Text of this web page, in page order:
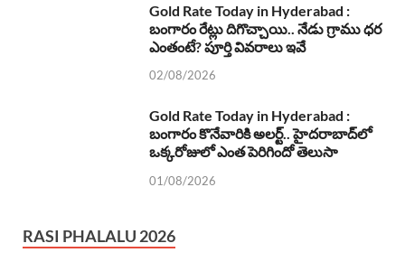
Gold Rate Today in Hyderabad :
బంగారం రేట్లు దిగొచ్చాయి.. నేడు గ్రాము ధర
ఎంతంటే? పూర్తి వివరాలు ఇవే
02/08/2026
Gold Rate Today in Hyderabad :
బంగారం కొనేవారికి అలర్ట్.. హైదరాబాద్‌లో
ఒక్కరోజులో ఎంత పెరిగిందో తెలుసా
01/08/2026
RASI PHALALU 2026